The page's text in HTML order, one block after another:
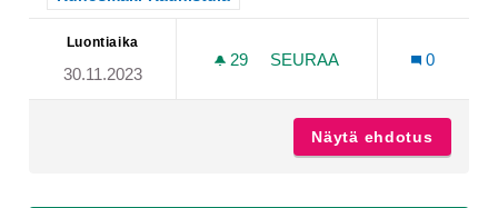
Luontiaika
30.11.2023
29 29 SEURAAJAA
SEURAA
0
Näytä ehdotus